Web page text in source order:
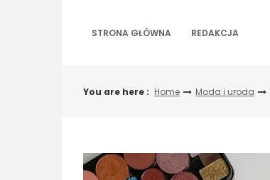
STRONA GŁÓWNA REDAKCJA
You are here : Home Moda i uroda